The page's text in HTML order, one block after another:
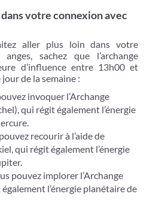
votre connexion avec
aller plus loin dans votre
sachez que l’archange
d’influence entre 13h00 et
de la semaine :
invoquer l’Archange
qui régit également l’énergie
recourir à l’aide de
qui régit également l’énergie
pouvez implorer l’Archange
l’énergie planétaire de